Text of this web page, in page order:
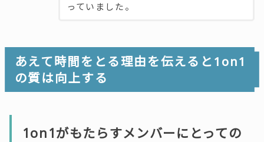
っていました。
あえて時間をとる理由を伝えると1on1
の質は向上する
1on1がもたらすメンバーにとっての